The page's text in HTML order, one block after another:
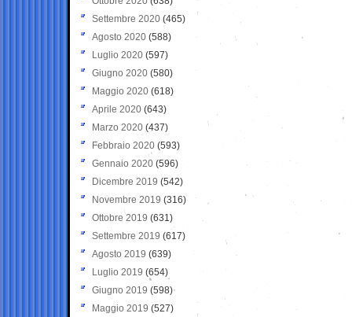
Settembre 2020(465)
Agosto 2020 (588)
Luglio 2020 (597)
Giugno 2020 (580)
Maggio 2020 (618)
Aprile 2020 (643)
Marzo 2020 (437)
Febbraio 2020 (593)
Gennaio 2020 (596)
Dicembre 2019 (542)
Novembre 2019 (316)
Ottobre 2019 (631)
Settembre 2019 (617)
Agosto 2019 (639)
Luglio 2019 (654)
Giugno 2019 (598)
Maggio 2019 (527)